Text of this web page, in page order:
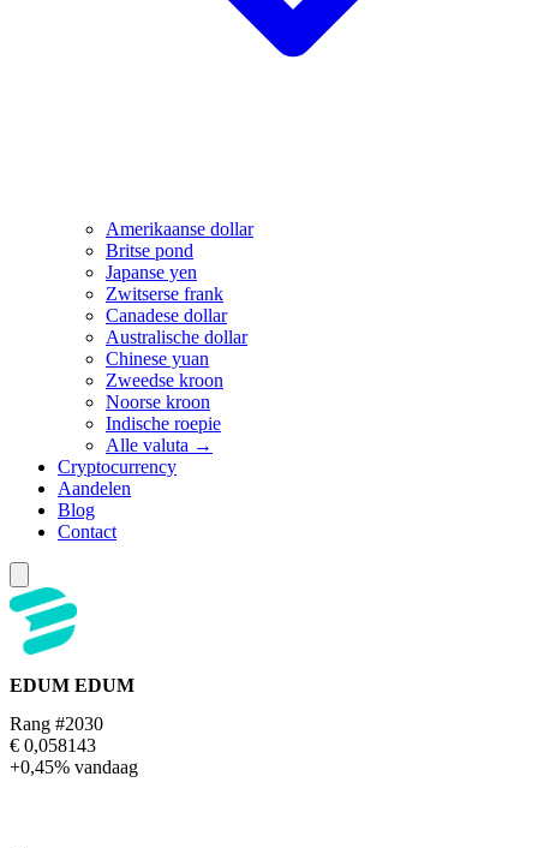
Amerikaanse dollar
Britse pond
Japanse yen
Zwitserse frank
Canadese dollar
Australische dollar
Chinese yuan
Zweedse kroon
Noorse kroon
Indische roepie
Alle valuta →
Cryptocurrency
Aandelen
Blog
Contact
EDUM EDUM
Rang #2030
€ 0,058143
+0,45% vandaag